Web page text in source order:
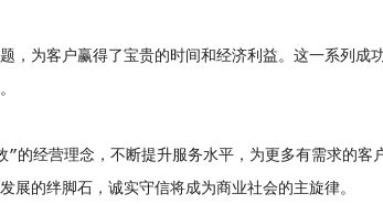
为客户赢得了宝贵的时间和经济利益。这一系列成
经营理念，不断提升服务水平，为更多有需求的客
的绊脚石，诚实守信将成为商业社会的主旋律。